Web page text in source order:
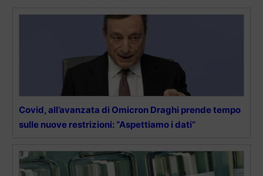
Covid, all’avanzata di Omicron Draghi prende tempo
sulle nuove restrizioni: “Aspettiamo i dati”